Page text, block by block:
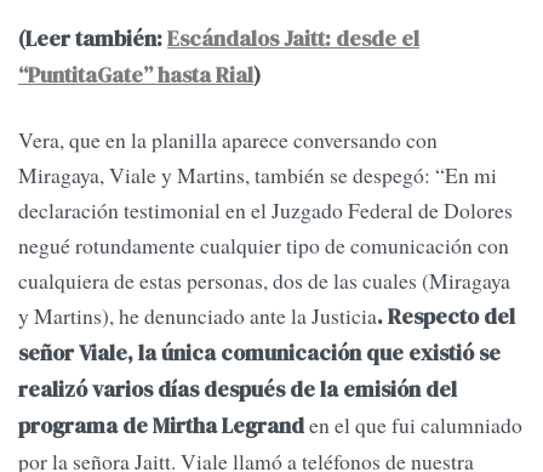
(Leer también:Escándalos Jaitt: desde el
“PuntitaGate” hasta Rial)
Vera, que en la planilla aparece conversando con
Miragaya, Viale y Martins, también se despegó: “En mi
declaración testimonial en el Juzgado Federal de Dolores
negué rotundamente cualquier tipo de comunicación con
cualquiera de estas personas, dos de las cuales (Miragaya
y Martins), he denunciado ante la Justicia. Respecto del
señor Viale, la única comunicación que existió se
realizó varios días después de la emisión del
programa de Mirtha Legranden el que fui calumniado
por la señora Jaitt. Viale llamó a teléfonos de nuestra